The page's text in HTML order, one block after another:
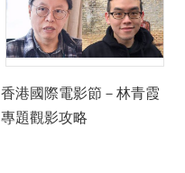
香港國際電影節－林青霞
專題觀影攻略